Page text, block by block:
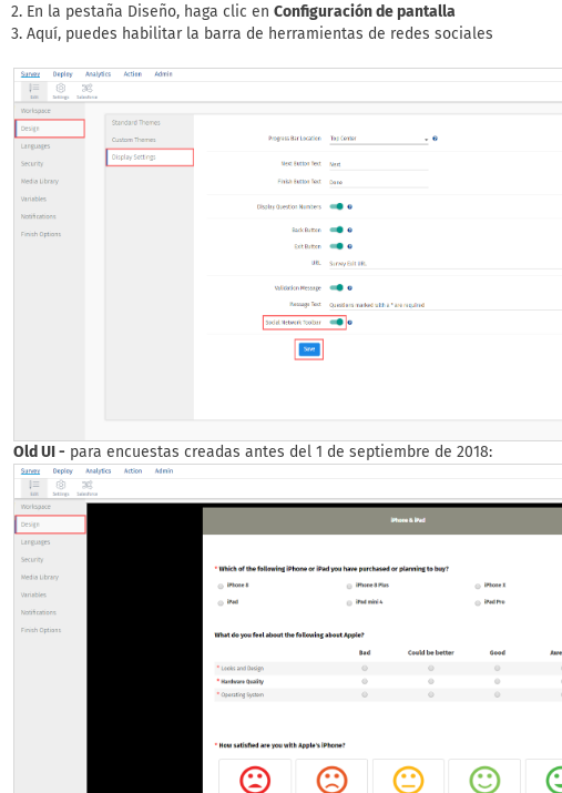
En la pestaña Diseño, haga clic en Configuración de pantalla
Aquí, puedes habilitar la barra de herramientas de redes sociales
Old UI - para encuestas creadas antes del 1 de septiembre de 2018: